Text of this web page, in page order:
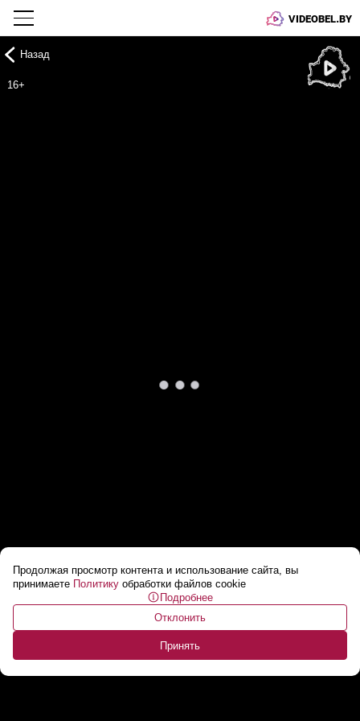
VIDEOBEL.BY
Продолжая просмотр контента и использование сайта, вы
принимаете Политику обработки файлов cookie
Подробнее
Отклонить
Принять
Назад
16+
Шопинг на 3 млрд долларов: Польша берет
кредит на покупку вертолетов у США...